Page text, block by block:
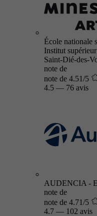
École nationale
Institut
Saint-Dié-des-
note de
note de 4.51/5
4.5 — 76 avis
AUDENCIA -
note de
note de 4.71/5
4.7 — 102 avis